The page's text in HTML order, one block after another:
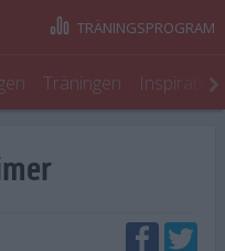
Träningen
TRÄNINGSPROGRAM